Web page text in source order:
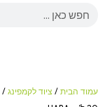
Search
עמוד הבית / ציוד לקמפינג /